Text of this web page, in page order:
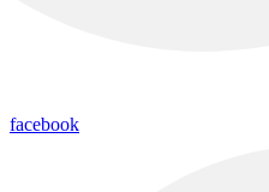
facebook